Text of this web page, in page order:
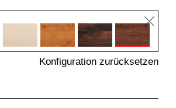
Konfiguration zurücksetzen